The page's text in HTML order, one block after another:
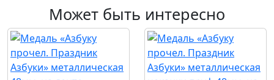
Может быть интересно